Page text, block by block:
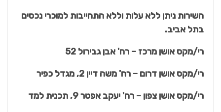
השירות ניתן ללא עלות וללא התחייבות למוכרי נכסים
בתל אביב.
רי/מקס אושן מרכז – רח' אבן גבירול 52
רי/מקס אושן דרום – רח' משה דיין 2, מגדל כפיר
רי/מקס אושן צפון – רח' יעקב אפטר 9, תכנית למד